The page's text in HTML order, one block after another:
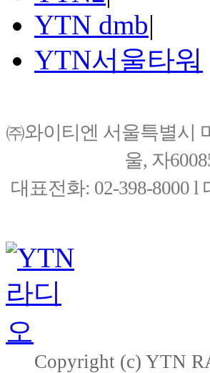
YTN dmb|
YTN서울타워
㈜와이티엔 서울특별시
울, 자
대표전화: 02-398-8000
Copyright (c) YTN